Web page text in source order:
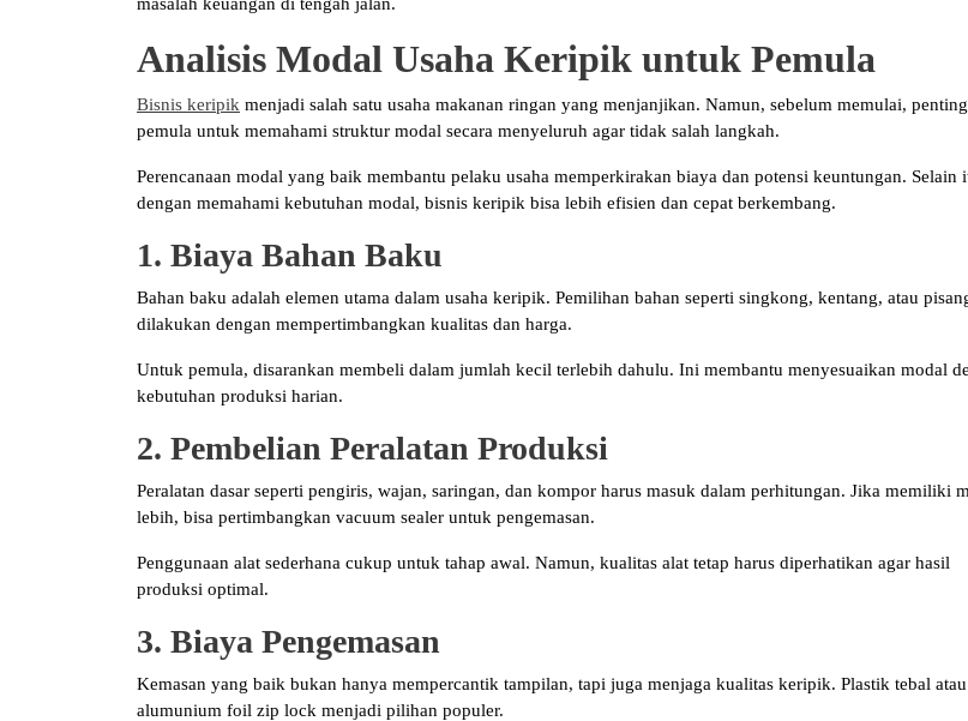
Analisis Modal Usaha Keripik untuk Pemula
Bisnis keripik menjadi salah satu usaha makanan ringan yang menjanjikan. Namun, sebelum memulai,
pemula untuk memahami struktur modal secara menyeluruh agar tidak salah langkah.
Perencanaan modal yang baik membantu pelaku usaha memperkirakan biaya dan potensi keuntungan. Selain
dengan memahami kebutuhan modal, bisnis keripik bisa lebih efisien dan cepat berkembang.
1. Biaya Bahan Baku
Bahan baku adalah elemen utama dalam usaha keripik. Pemilihan bahan seperti singkong, kentang, atau
dilakukan dengan mempertimbangkan kualitas dan harga.
Untuk pemula, disarankan membeli dalam jumlah kecil terlebih dahulu. Ini membantu menyesuaikan modal
kebutuhan produksi harian.
2. Pembelian Peralatan Produksi
Peralatan dasar seperti pengiris, wajan, saringan, dan kompor harus masuk dalam perhitungan. Jika memiliki
lebih, bisa pertimbangkan vacuum sealer untuk pengemasan.
Penggunaan alat sederhana cukup untuk tahap awal. Namun, kualitas alat tetap harus diperhatikan agar hasil
produksi optimal.
3. Biaya Pengemasan
Kemasan yang baik bukan hanya mempercantik tampilan, tapi juga menjaga kualitas keripik. Plastik tebal atau
alumunium foil zip lock menjadi pilihan populer.